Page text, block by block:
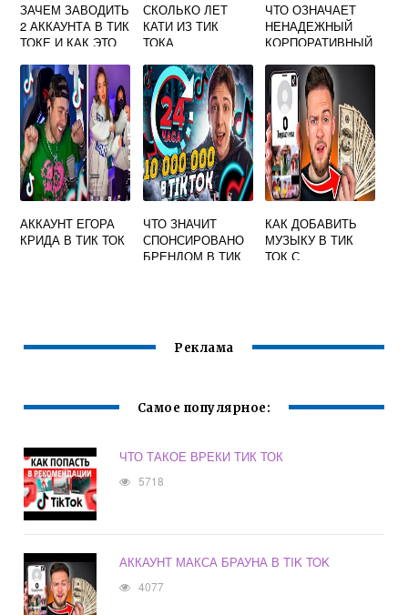
ЗАЧЕМ ЗАВОДИТЬ
2 АККАУНТА В ТИК
ТОКЕ И КАК ЭТО
СКОЛЬКО ЛЕТ
КАТИ ИЗ ТИК
ТОКА
ЧТО ОЗНАЧАЕТ
НЕНАДЕЖНЫЙ
КОРПОРАТИВНЫЙ
ТИК ТОК
АККАУНТ ЕГОРА
КРИДА В ТИК ТОК
ЧТО ЗНАЧИТ
СПОНСИРОВАНО
БРЕНДОМ В ТИК
КАК ДОБАВИТЬ
МУЗЫКУ В ТИК
ТОК С
Реклама
Самое популярное:
ЧТО ТАКОЕ ВРЕКИ ТИК ТОК
5718
АККАУНТ МАКСА БРАУНА В TIK TOK
4077